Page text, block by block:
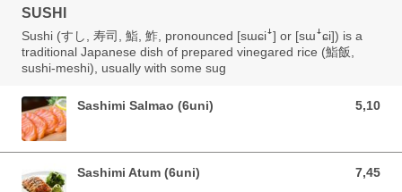
SUSHI
Sushi (すし, 寿司, 鮨, 鮓, pronounced [sɯɕiꜜ] or [sɯꜜɕi]) is a
traditional Japanese dish of prepared vinegared rice (鮨飯,
sushi-meshi), usually with some sug
Sashimi Salmao (6uni) 5,10
5,10 EUR
Sashimi Atum (6uni) 7,45
7,45 EUR